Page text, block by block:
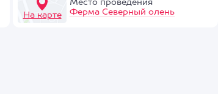
На карте
Место проведения
Ферма Северный олень